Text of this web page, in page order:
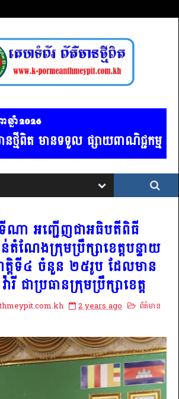
ឆ្នាំ 2026
មានទទួល ផ្សាយពាណិជ្ជកម្ម គ្រប់
ណា អញ្ជើញជាអធិបតីពិធី
ណែងក្រុមប្រឹក្សាខេត្តបន្ទាយ
តិទី៤ ចំនួន ២៥រូប ដែលមាន
រី ជាប្រធានក្រុមប្រឹក្សាខេត្ត
2 years ago
ព័ត៌មាន